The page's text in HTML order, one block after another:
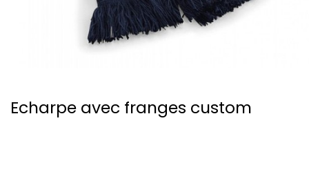
Echarpe avec franges custom